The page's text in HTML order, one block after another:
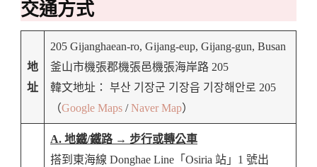
交通方式
地
址
205 Gijanghaean-ro, Gijang-eup, Gijang-gun, Busan
釜山市機張郡機張邑機張海岸路 205
韓文地址： 부산 기장군 기장읍 기장해안로 205
（Google Maps/Naver Map）
A. 地鐵/鐵路 → 步行或轉公車
搭到東海線 Donghae Line「Osiria 站」1 號出